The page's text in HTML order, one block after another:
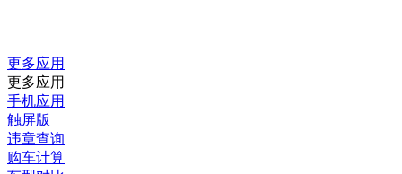
更多应用
更多应用
手机应用
触屏版
违章查询
购车计算